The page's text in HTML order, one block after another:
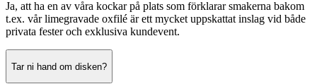
Ja, att ha en av våra kockar på plats som förklarar smakerna bakom
t.ex. vår limegravade oxfilé är ett mycket uppskattat inslag vid både
privata fester och exklusiva kundevent.
Tar ni hand om disken?